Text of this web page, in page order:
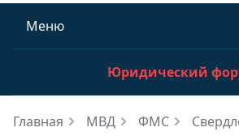
Меню
Юридический
Главная МВД ФМС